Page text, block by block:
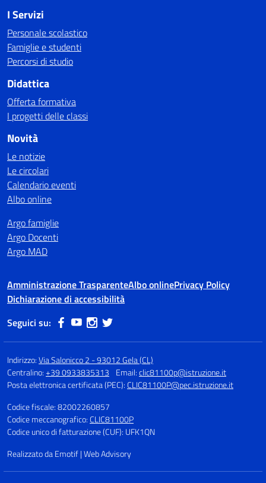
I Servizi
Personale scolastico
Famiglie e studenti
Percorsi di studio
Didattica
Offerta formativa
I progetti delle classi
Novità
Le notizie
Le circolari
Calendario eventi
Albo online
Argo famiglie
Argo Docenti
Argo MAD
Amministrazione TrasparenteAlbo onlinePrivacy Policy
Dichiarazione di accessibilità
Seguici su:
Indirizzo:Via Salonicco 2 - 93012 Gela (CL)
Centralino:+39 0933835313 Email:clic81100p@istruzione.it
Posta elettronica certificata (PEC):CLIC81100P@pec.istruzione.it
Codice fiscale: 82002260857
Codice meccanografico:CLIC81100P
Codice unico di fatturazione (CUF): UFK1QN
Realizzato da Emotif | Web Advisory